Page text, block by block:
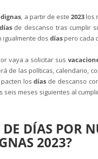
, a partir de este2023los
días de descanso tras cumplir
igualmente dos díaspero cada
vaya a solicitar sus
de las políticas, calendario,
pacten losdías de descanso
meses siguientes al
DÍAS POR
2023?